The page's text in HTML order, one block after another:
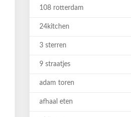
108 rotterdam
24kitchen
3 sterren
9 straatjes
adam toren
afhaal eten